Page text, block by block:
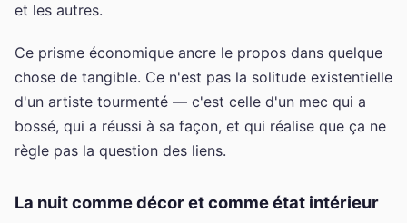
et les autres.
Ce prisme économique ancre le propos dans quelque
chose de tangible. Ce n'est pas la solitude existentielle
d'un artiste tourmenté — c'est celle d'un mec qui a
bossé, qui a réussi à sa façon, et qui réalise que ça ne
règle pas la question des liens.
La nuit comme décor et comme état intérieur